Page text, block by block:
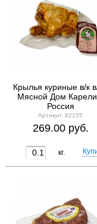
Крылья куриные в/к
Мясной Дом
Россия
Артикул: 82155
269.00 руб.
кг.